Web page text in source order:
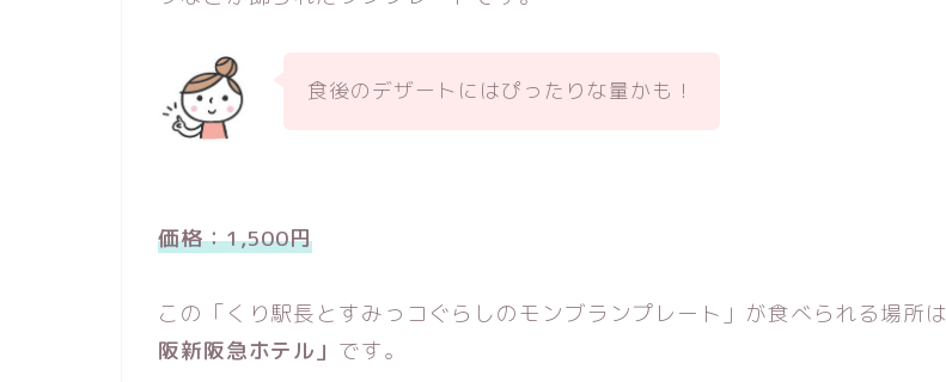
食後のデザートにはぴったりな量かも！
価格：1,500円
この「くり駅長とすみっコぐらしのモンブランプレート」が食べられる場所は
阪新阪急ホテル」 です。